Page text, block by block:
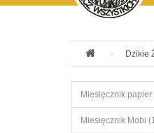
Dzikie
Miesięcznik papier
Miesięcznik Mobi